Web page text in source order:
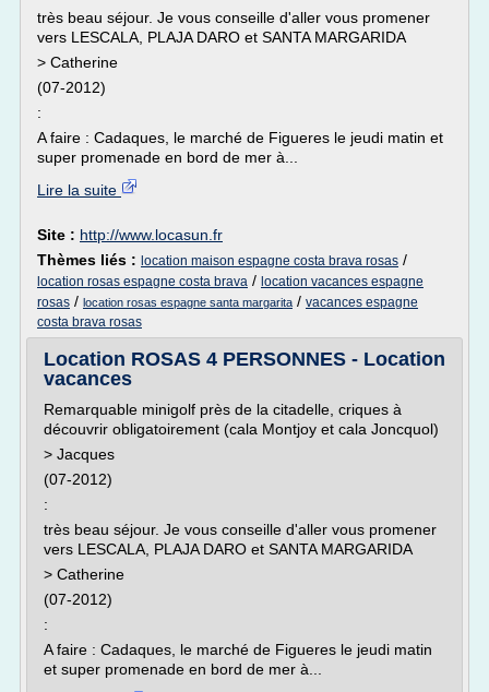
très beau séjour. Je vous conseille d'aller vous promener
vers LESCALA, PLAJA DARO et SANTA MARGARIDA
> Catherine
(07-2012)
:
A faire : Cadaques, le marché de Figueres le jeudi matin et
super promenade en bord de mer à...
Lire la suite
Site : http://www.locasun.fr
Thèmes liés : location maison espagne costa brava rosas /
location rosas espagne costa brava / location vacances espagne
rosas / location rosas espagne santa margarita / vacances espagne
costa brava rosas
Location ROSAS 4 PERSONNES - Location
vacances
Remarquable minigolf près de la citadelle, criques à
découvrir obligatoirement (cala Montjoy et cala Joncquol)
> Jacques
(07-2012)
:
très beau séjour. Je vous conseille d'aller vous promener
vers LESCALA, PLAJA DARO et SANTA MARGARIDA
> Catherine
(07-2012)
:
A faire : Cadaques, le marché de Figueres le jeudi matin
et super promenade en bord de mer à...